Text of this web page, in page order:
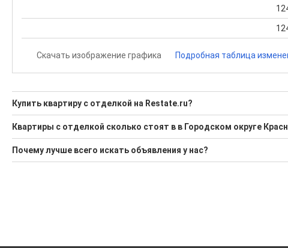
Скачать изображение графика Подробная таблица
Купить квартиру с отделкой на Restate.ru?
Ищите, как Купить квартиру с отделкой?
1 актуальное и проверенное объявление
Квартиры с отделкой сколько стоят в в Городском округе
Минимальная цена: 5 700 000 Р. Максимальная цена: 5 700 000 Р;
Средняя цена за м2: 142 500 Р
Почему лучше всего искать объявления у нас?